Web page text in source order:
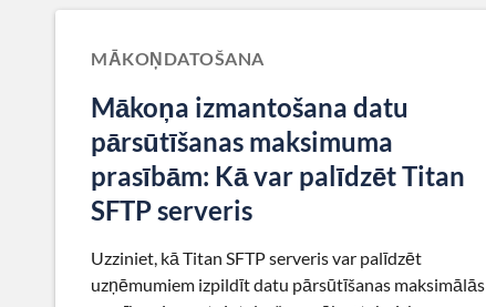
MĀKOŅDATOŠANA
Mākoņa izmantošana datu
pārsūtīšanas maksimuma
prasībām: Kā var palīdzēt Titan
SFTP serveris
Uzziniet, kā Titan SFTP serveris var palīdzēt
uzņēmumiem izpildīt datu pārsūtīšanas maksimālās